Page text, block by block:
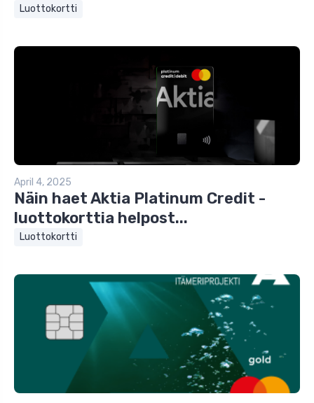
Luottokortti
April 4, 2025
Näin haet Aktia Platinum Credit -
luottokorttia helpost...
Luottokortti